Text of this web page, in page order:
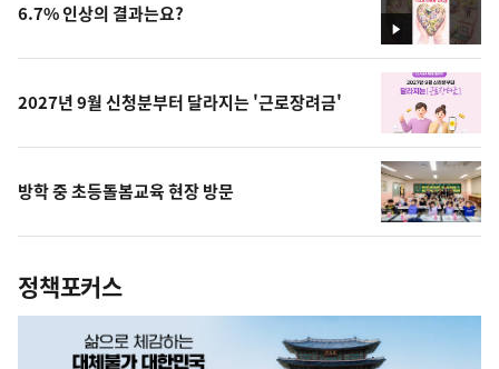
영
상
6.7% 인상의 결과는요?
2027년 9월 신청분부터 달라지는 '근로장려금'
방학 중 초등돌봄교육 현장 방문
정책포커스